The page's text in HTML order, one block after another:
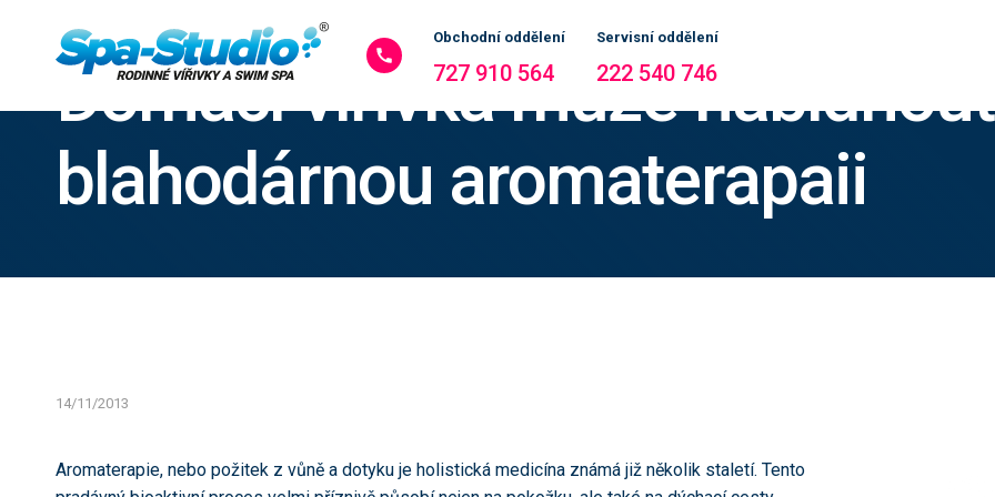
Obchodní oddělení
727 910 564
Servisní oddělení
222 540 746
Domácí vířivka může
blahodárnou aromaterapaii
14/11/2013
Aromaterapie, nebo požitek z vůně a dotyku je holistická medicína známá již několik staletí. Tento